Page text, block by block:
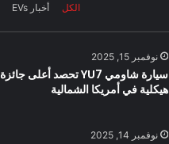
الكل أخبار EVs
نوفمبر 15, 2025
سيارة شاومي YU7 تحصد أعلى جائزة
هيكلية في أمريكا الشمالية
نوفمبر 14, 2025